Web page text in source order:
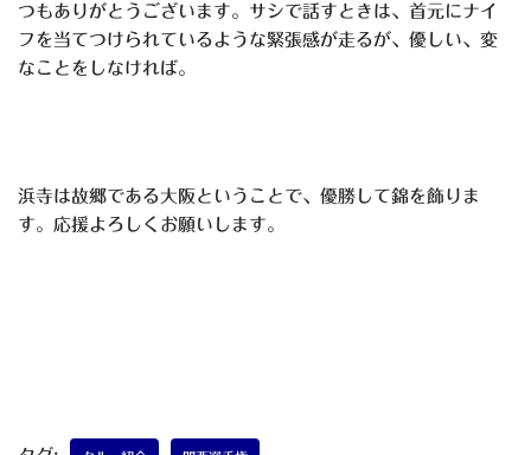
つもありがとうございます。サシで話すときは、首元にナイ
フを当てつけられているような緊張感が走るが、優しい、変
なことをしなければ。
浜寺は故郷である大阪ということで、優勝して錦を飾りま
す。応援よろしくお願いします。